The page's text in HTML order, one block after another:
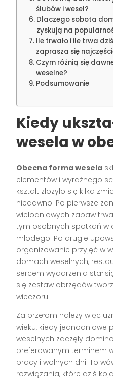
ślubów i wesel?
Dlaczego sobota
zyskują na
Ile trwało i ile trwa
zaprasza się
Czym różnią się
weselne?
Podsumowanie
Kiedy
wesela w
Obecna forma wesela
elementów i wyraźnego
kształt złożyło się kilka
niedawno. Po pierwsze
wielodniowych zabaw
tym osobnych spotkań
młodego. Po drugie
organizowanie przyjęć w
domach weselnych,
sercem wydarzenia stał
się zestaw obrzędów
wieczoru.
Za przełom należy więc
wieku, kiedy jednodniowe
weselnych zaczęły
preferowanym terminem
pracy i wolnych dni. To
rozwiązania, które dziś